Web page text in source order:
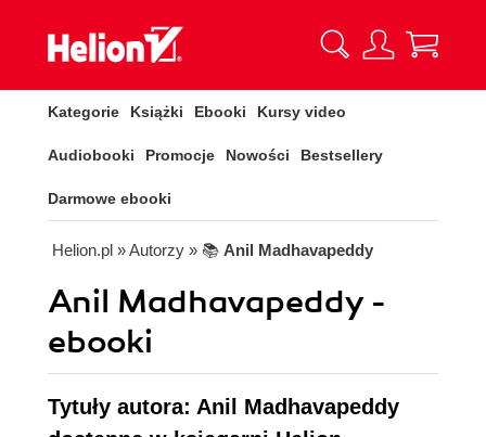
Kategorie Książki Ebooki Kursy video
Audiobooki Promocje Nowości Bestsellery
Darmowe ebooki
Helion.pl » Autorzy » 📚 Anil Madhavapeddy
Anil Madhavapeddy -
ebooki
Tytuły autora: Anil Madhavapeddy